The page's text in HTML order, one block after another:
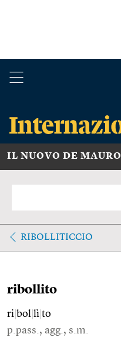
IL NUOVO DE MAURO
RIBOLLITICCIO
ribollito
ri bol lì to
p.pass., agg., s.m.